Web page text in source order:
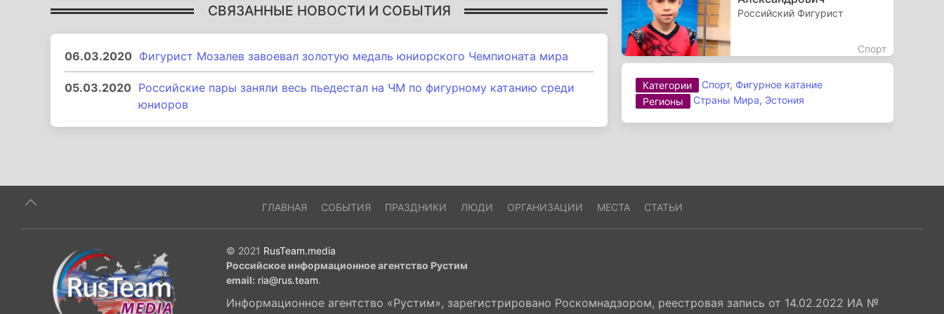
СВЯЗАННЫЕ НОВОСТИ И СОБЫТИЯ
06.03.2020 Фигурист Мозалев завоевал золотую медаль юниорского Чемпионата мира
05.03.2020 Российские пары заняли весь пьедестал на ЧМ по фигурному катанию среди
юниоров
Российский Фигурист
Спорт
Категории Спорт, Фигурное катание
Регионы
Страны Мира, Эстония
ГЛАВНАЯ СОБЫТИЯ ПРАЗДНИКИ ЛЮДИ ОРГАНИЗАЦИИ МЕСТА СТАТЬИ
© 2021 RusTeam.media
Российское информационное агентство Рустим
email: ria@rus.team.
Информационное агентство «Рустим», зарегистрировано Роскомнадзором, реестровая запись от 14.02.2022 ИА №